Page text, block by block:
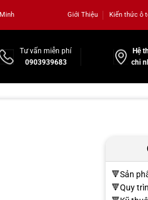
Giới Thiệu Kiến thức ô
Tư vấn miễn phí
0903939683
Hệ
chi
🔻Sản
🔻Quy